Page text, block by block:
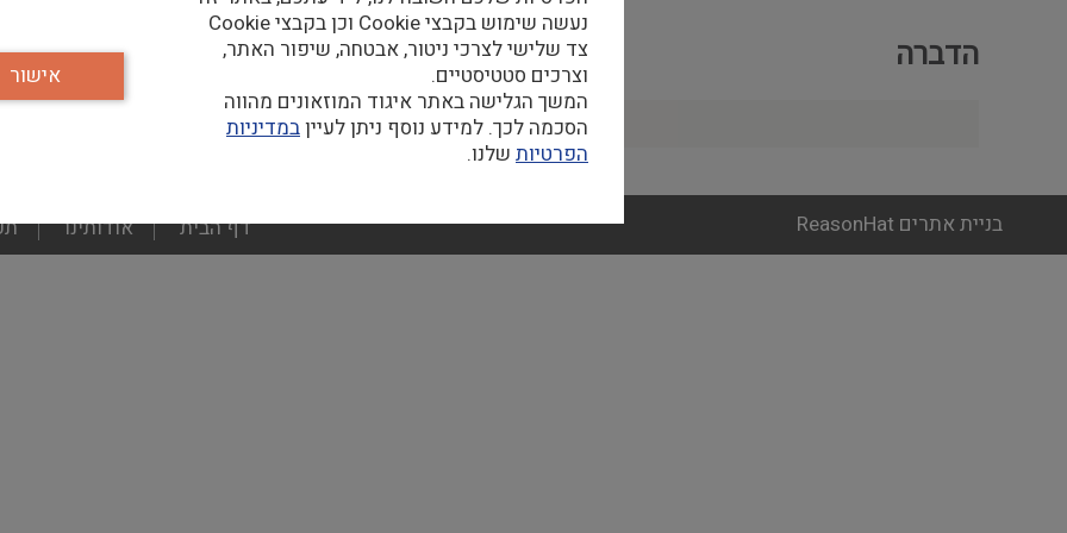
הדברה
footer
menu
דף הבית אודותינו בניית אתרים ReasonHat
נעשה שימוש בקבצי Cookie וכן בקבצי Cookie
צד שלישי לצרכי ניטור, אבטחה, שיפור האתר,
וצרכים סטטיסטיים.
המשך הגלישה באתר איגוד המוזאונים מהווה
הסכמה לכך. למידע נוסף ניתן לעייןבמדיניות
הפרטיות שלנו.
אישור